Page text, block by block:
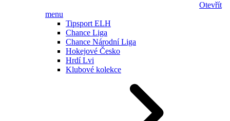
Otevřít
menu
Tipsport ELH
Chance Liga
Chance Národní Liga
Hokejové Česko
Hrdí Lvi
Klubové kolekce